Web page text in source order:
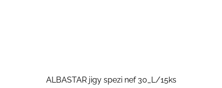
ALBASTAR jigy spezi nef 30_L/15ks